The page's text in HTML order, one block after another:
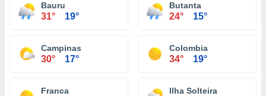
Bauru
31° 19°
Butanta
24° 15°
Campinas
30° 17°
Colombia
34° 19°
Franca Ilha Solteira